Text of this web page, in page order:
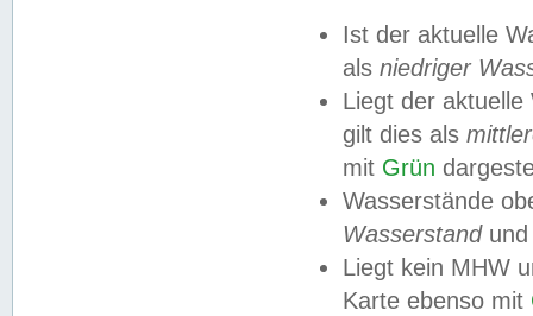
Ist der aktuelle
als niedriger
Liegt der
gilt dies als
mit Grün
Wasserstände
Wasserstandund
Liegt kein MHW
Karte ebenso mit